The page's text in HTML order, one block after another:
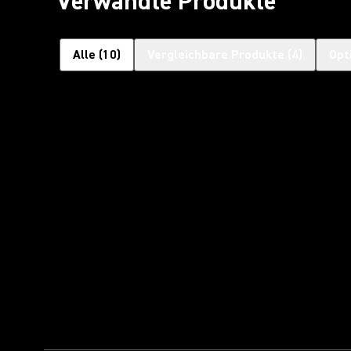
Alle (10)